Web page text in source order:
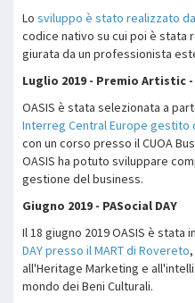
Lo sviluppo è stato realizzato
codice nativo su cui poi è stata
giurata da un professionista
Luglio 2019 - Premio Artistic
OASIS è stata selezionata a
Interreg Central Europe gestito
con un corso presso il CUOA
OASIS ha potuto sviluppare
gestione del business.
Giugno 2019 - PASocial DAY
Il 18 giugno 2019 OASIS è stata
DAY presso il MART di Rovereto
all'Heritage Marketing e
mondo dei Beni Culturali.